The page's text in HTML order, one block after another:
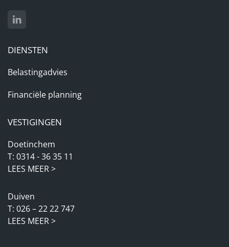
DIENSTEN
Belastingadvies
Financiële planning
VESTIGINGEN
Doetinchem
T: 0314 - 36 35 11
LEES MEER >
Duiven
T: 026 – 22 22 747
LEES MEER >